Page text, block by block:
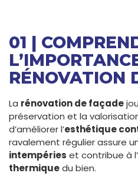
01 |
RÉNOVATION
La rénovation de façade
préservation et la
d’améliorer l’esthétique
ravalement régulier assure
intempéries et contribue à
thermiquedu bien.